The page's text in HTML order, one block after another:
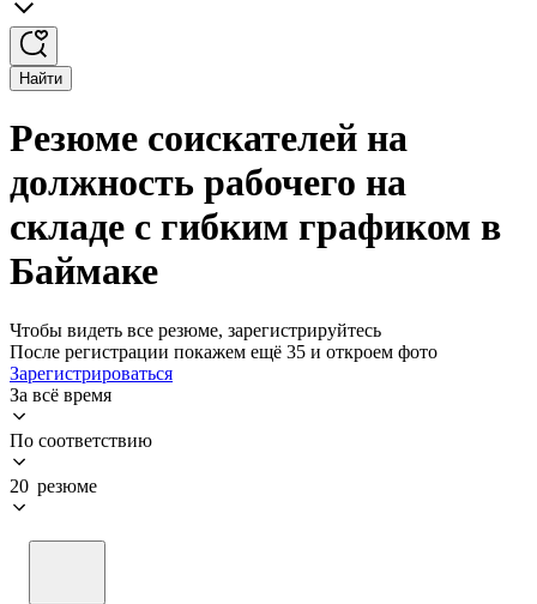
Найти
Резюме соискателей на
должность рабочего на
складе с гибким графиком в
Баймаке
Чтобы видеть все резюме, зарегистрируйтесь
После регистрации покажем ещё 35 и откроем фото
Зарегистрироваться
За всё время
По соответствию
20 резюме